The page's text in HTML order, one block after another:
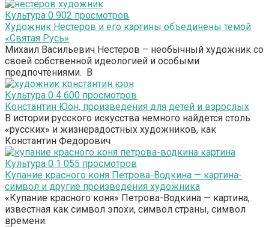
Культура 0 902 просмотров
Художник Нестеров и его картины объединены темой
«Святая Русь»
Михаил Васильевич Нестеров – необычный художник со
своей собственной идеологией и особыми
предпочтениями. В
Культура 0 4 600 просмотров
Константин Юон, произведения для детей и взрослых
В истории русского искусства немного найдется столь
«русских» и жизнерадостных художников, как
Константин Федорович
Культура 0 1 055 просмотров
Купание красного коня Петрова-Водкина — картина-
символ и другие произведения художника
«Купание красного коня» Петрова-Водкина — картина,
известная как символ эпохи, символ страны, символ
времени.